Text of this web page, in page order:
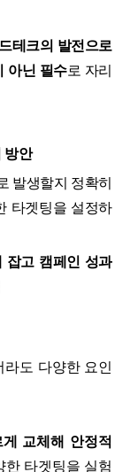
테크의 발전으로
아닌 필수로 자리
방안
발생할지 정확히
타겟팅을 설정하
잡고 캠페인 성과
도 다양한 요인
교체해 안정적
한 타겟팅을 실험